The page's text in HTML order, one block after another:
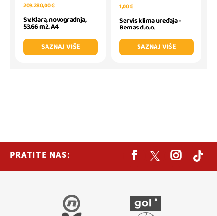
209.280,00 €
Sv. Klara, novogradnja,
53,66 m2, A4
SAZNAJ VIŠE
1,00 €
Servis klima uređaja -
Bemas d.o.o.
SAZNAJ VIŠE
PRATITE NAS: